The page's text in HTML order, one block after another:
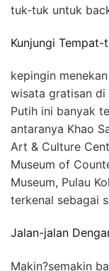
tuk-tuk untuk
Kunjungi
kepingin
wisata gratisan di
Putih ini banyak
antaranya Khao
Art & Culture
Museum of
Museum, Pulau
terkenal sebagai
Jalan-jalan
Makin?semakin